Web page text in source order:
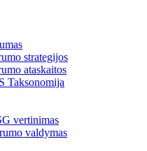
strategijos
ataskaitos
Taksonomija
vertinimas
valdymas